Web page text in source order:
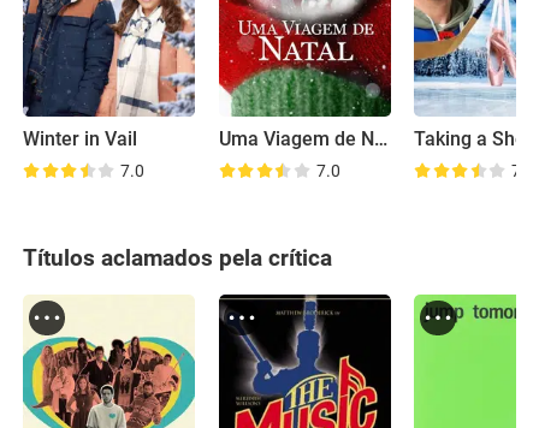
Winter in Vail
7.0
Uma Viagem de Natal
7.0 7.1
Títulos aclamados pela crítica